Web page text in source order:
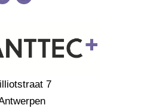
7